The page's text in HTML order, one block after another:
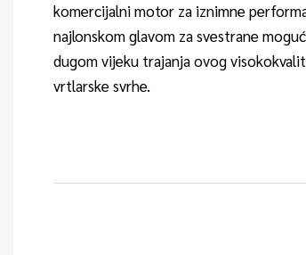
komercijalni motor za iznimne
najlonskom glavom za svestrane
dugom vijeku trajanja ovog
vrtlarske svrhe.